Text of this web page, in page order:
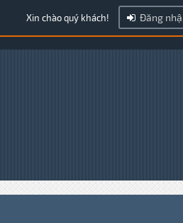
Xin chào quý khách! Đăng